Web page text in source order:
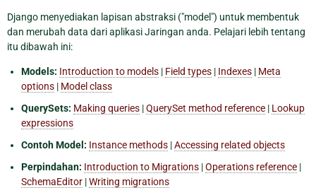
Django menyediakan lapisan abstraksi ("model") untuk membentuk
dan merubah data dari aplikasi Jaringan anda. Pelajari lebih tentang
itu dibawah ini:
Models: Introduction to models | Field types | Indexes | Meta
options | Model class
QuerySets: Making queries |QuerySet method reference | Lookup
expressions
Contoh Model: Instance methods |Accessing related objects
Perpindahan: Introduction to Migrations |Operations reference |
SchemaEditor |Writing migrations